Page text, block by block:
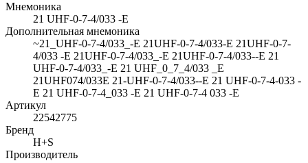
Мнемоника
21 UHF-0-7-4/033 -E
Дополнительная мнемоника
~21_UHF-0-7-4/033_-E 21UHF-0-7-4/033-E 21UHF-0-7-
4/033 -E 21UHF-0-7-4/033_-E 21UHF-0-7-4/033--E 21
UHF-0-7-4/033_-E 21 UHF_0_7_4/033 _E
21UHF074/033E 21-UHF-0-7-4/033--E 21 UHF-0-7-4-033 -
E 21 UHF-0-7-4_033 -E 21 UHF-0-7-4 033 -E
Артикул
22542775
Бренд
H+S
Производитель